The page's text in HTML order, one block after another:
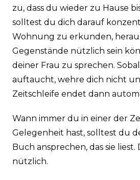
zu, dass du wieder zu Hause
solltest du dich darauf
Wohnung zu erkunden,
Gegenstände nützlich sein
deiner Frau zu sprechen.
auftaucht, wehre dich nicht
Zeitschleife endet dann
Wann immer du in einer der
Gelegenheit hast, solltest du
Buch ansprechen, das sie liest.
nützlich.